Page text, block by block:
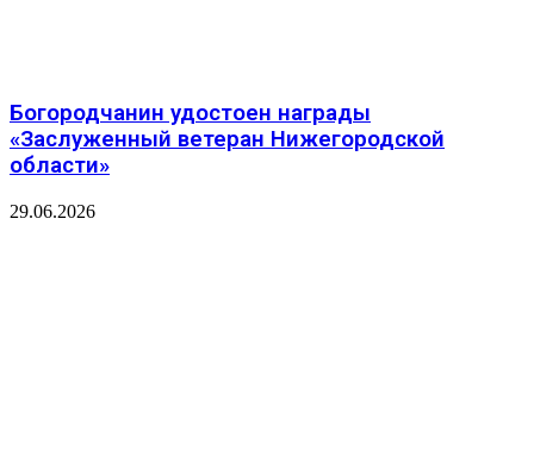
Богородчанин удостоен награды
«Заслуженный ветеран Нижегородской
области»
29.06.2026